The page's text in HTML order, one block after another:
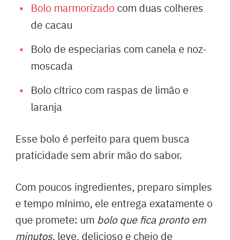
Bolo marmorizado com duas colheres
de cacau
Bolo de especiarias com canela e noz-
moscada
Bolo cítrico com raspas de limão e
laranja
Esse bolo é perfeito para quem busca
praticidade sem abrir mão do sabor.
Com poucos ingredientes, preparo simples
e tempo mínimo, ele entrega exatamente o
que promete: um bolo que fica pronto em
minutos, leve, delicioso e cheio de